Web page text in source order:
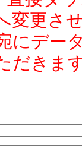
変更さ
にデー
だきま